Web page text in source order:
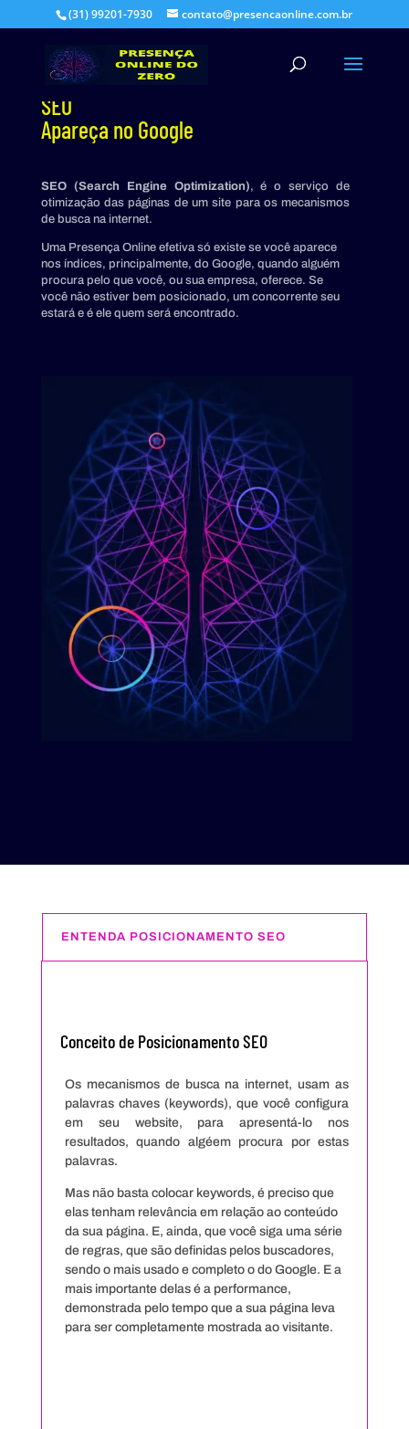
(31) 99201-7930 contato@presencaonline.com.br
SEO
Apareça no Google
SEO (Search Engine Optimization), é o serviço de
otimização das páginas de um site para os mecanismos
de busca na internet.
Uma Presença Online efetiva só existe se você aparece
nos índices, principalmente, do Google, quando alguém
procura pelo que você, ou sua empresa, oferece. Se
você não estiver bem posicionado, um concorrente seu
estará e é ele quem será encontrado.
ENTENDA POSICIONAMENTO SEO
Conceito de Posicionamento SEO
Os mecanismos de busca na internet, usam as
palavras chaves (keywords), que você configura
em seu website, para apresentá-lo nos
resultados, quando algéem procura por estas
palavras.
Mas não basta colocar keywords, é preciso que
elas tenham relevância em relação ao conteúdo
da sua página. E, ainda, que você siga uma série
de regras, que são definidas pelos buscadores,
sendo o mais usado e completo o do Google. E a
mais importante delas é a performance,
demonstrada pelo tempo que a sua página leva
para ser completamente mostrada ao visitante.